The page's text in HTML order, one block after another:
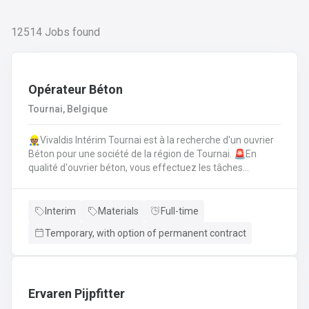
12514 Jobs found
Opérateur Béton
Tournai, Belgique
👷🏽Vivaldis Intérim Tournai est à la recherche d'un ouvrier
Béton pour une société de la région de Tournai. 🚨En
qualité d'ouvrier béton, vous effectuez les tâches
béton selon la fiche technique de fabrication.Décoffrage
tables de coffrages ainsi que des outils et de l'atelier.
Interim Materials
Full-time
Temporary, with option of permanent contract
Ervaren Pijpfitter